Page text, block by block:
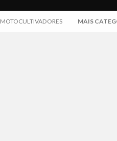
MOTOCULTIVADORES MAIS